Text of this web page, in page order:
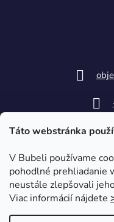
Táto webstránka
V Bubeli používame
pohodlné prehliadanie
neustále zlepšovali
Viac informácií nájdete